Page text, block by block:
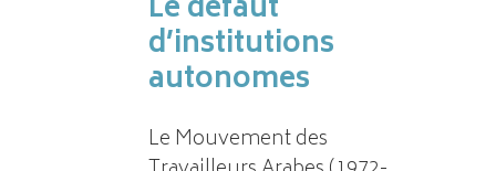
d’institutions
autonomes
Le Mouvement des